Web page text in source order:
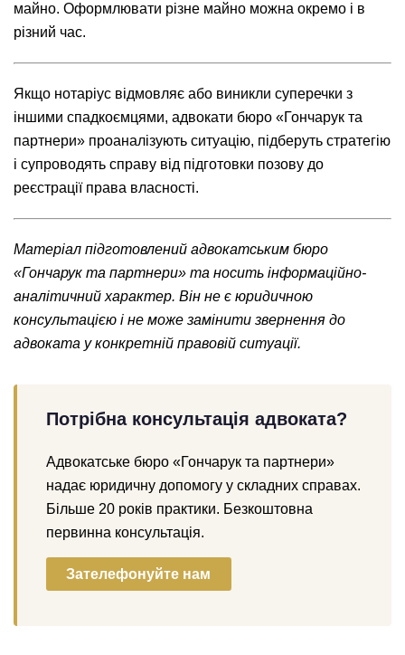
майно. Оформлювати різне майно можна окремо і в
різний час.
Якщо нотаріус відмовляє або виникли суперечки з
іншими спадкоємцями, адвокати бюро «Гончарук та
партнери» проаналізують ситуацію, підберуть стратегію
і супроводять справу від підготовки позову до
реєстрації права власності.
Матеріал підготовлений адвокатським бюро
«Гончарук та партнери» та носить інформаційно-
аналітичний характер. Він не є юридичною
консультацією і не може замінити звернення до
адвоката у конкретній правовій ситуації.
Потрібна консультація адвоката?
Адвокатське бюро «Гончарук та партнери»
надає юридичну допомогу у складних справах.
Більше 20 років практики. Безкоштовна
первинна консультація.
Зателефонуйте нам